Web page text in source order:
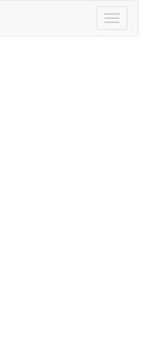
Toggle